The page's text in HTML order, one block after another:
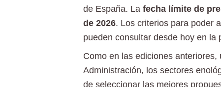
de España. La fecha límite de
de 2026. Los criterios para poder
pueden consultar desde hoy en
Como en las ediciones
Administración, los sectores
de seleccionar las mejores